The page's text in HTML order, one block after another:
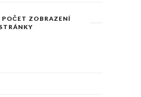
POČET ZOBRAZENÍ
STRÁNKY